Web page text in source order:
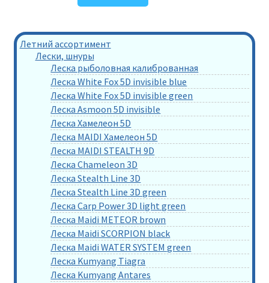
Летний ассортимент
Лески, шнуры
Леска рыболовная калиброванная
Леска White Fox 5D invisible blue
Леска White Fox 5D invisible green
Леска Asmoon 5D invisible
Леска Хамелеон 5D
Леска MAIDI Хамелеон 5D
Леска MAIDI STEALTH 9D
Леска Chameleon 3D
Леска Stealth Line 3D
Леска Stealth Line 3D green
Леска Carp Power 3D light green
Леска Maidi METEOR brown
Леска Maidi SCORPION black
Леска Maidi WATER SYSTEM green
Леска Kumyang Tiagra
Леска Kumyang Antares